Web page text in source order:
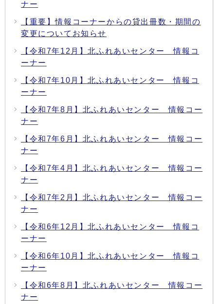
ナー
【重要】情報コーナーからの貸出冊数・期間の
変更についてお知らせ
【令和7年12月】北ふれあいセンター 情報コ
ーナー
【令和7年10月】北ふれあいセンター 情報コ
ーナー
【令和7年8月】北ふれあいセンター 情報コー
ナー
【令和7年6月】北ふれあいセンター 情報コー
ナー
【令和7年4月】北ふれあいセンター 情報コー
ナー
【令和7年2月】北ふれあいセンター 情報コー
ナー
【令和6年12月】北ふれあいセンター 情報コ
ーナー
【令和6年10月】北ふれあいセンター 情報コ
ーナー
【令和6年8月】北ふれあいセンター 情報コー
ナー